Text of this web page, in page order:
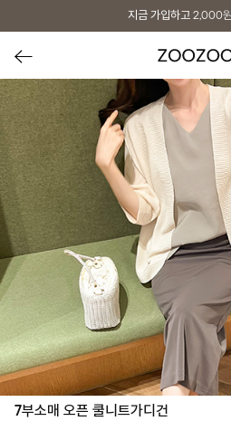
지금 가입하고 2,000원
7부소매 오픈 쿨니트가디건